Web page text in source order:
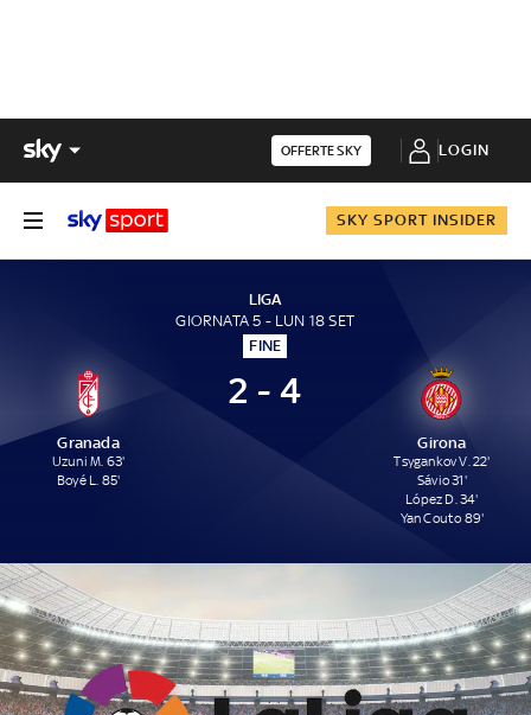
OFFERTE SKY LOGIN
SKY SPORT INSIDER
LIGA
GIORNATA 5 - LUN 18 SET
FINE
Granada
Uzuni M. 63'
Boyé L. 85'
2 - 4
Girona
Tsygankov V. 22'
Sávio 31'
López D. 34'
Yan Couto 89'